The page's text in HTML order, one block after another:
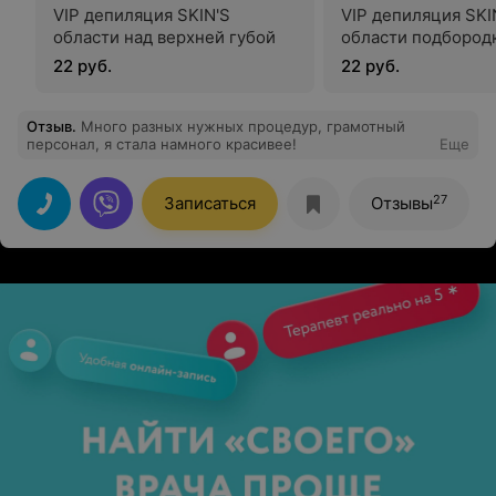
VIP депиляция SKIN'S
области над верхней губой
22 руб.
VIP депиляция
области
22 руб.
Отзыв. Много разных нужных процедур, грамотный
персонал, я стала намного красивее!
Еще
Записаться Отзывы27